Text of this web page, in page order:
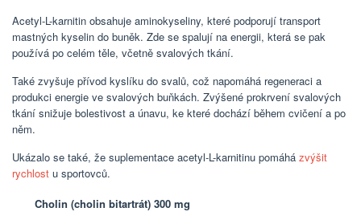
Acetyl-L-karnitin obsahuje aminokyseliny, které podporují transport
mastných kyselin do buněk. Zde se spalují na energii, která se pak
používá po celém těle, včetně svalových tkání.
Také zvyšuje přívod kyslíku do svalů, což napomáhá regeneraci a
produkci energie ve svalových buňkách. Zvýšené prokrvení svalových
tkání snižuje bolestivost a únavu, ke které dochází během cvičení a po
něm.
Ukázalo se také, že suplementace acetyl-L-karnitinu pomáhá zvýšit
rychlost u sportovců.
Cholin (cholin bitartrát) 300 mg